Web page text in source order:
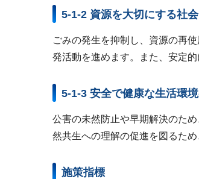
5-1-2 資源を大切にする社
ごみの発生を抑制し、資源の再
発活動を進めます。また、安定
5-1-3 安全で健康な生活環
公害の未然防止や早期解決のた
然共生への理解の促進を図るた
施策指標